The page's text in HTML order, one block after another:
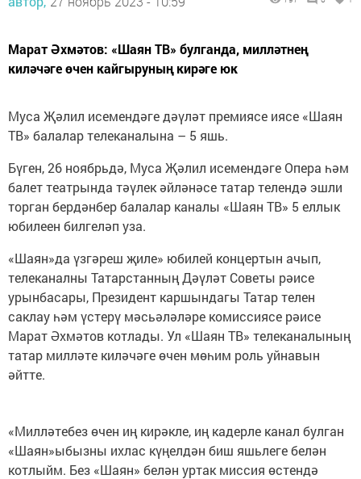
Марат Әхмәтов: «Шаян ТВ» булганда, милләтнең
киләчәге өчен кайгыруның кирәге юк
Муса Җәлил исемендәге дәүләт премиясе иясе «Шаян
ТВ» балалар телеканалына – 5 яшь.
Бүген, 26 ноябрьдә, Муса Җәлил исемендәге Опера һәм
балет театрында тәүлек әйләнәсе татар телендә эшли
торган бердәнбер балалар каналы «Шаян ТВ» 5 еллык
юбилеен билгеләп уза.
«Шаян»да үзгәреш җиле» юбилей концертын ачып,
телеканалны Татарстанның Дәүләт Советы рәисе
урынбасары, Президент каршындагы Татар телен
саклау һәм үстерү мәсьәләләре комиссиясе рәисе
Марат Әхмәтов котлады. Ул «Шаян ТВ» телеканалының
татар милләте киләчәге өчен мөһим роль уйнавын
әйтте.
«Милләтебез өчен иң кирәкле, иң кадерле канал булган
«Шаян»ыбызны ихлас күңелдән биш яшьлеге белән
котлыйм. Без «Шаян» белән уртак миссия өстендә